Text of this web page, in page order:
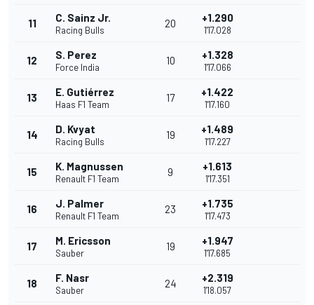
11 C. Sainz Jr.
Racing Bulls
20 +1.290
1'17.028
12 S. Perez
Force India
10 +1.328
1'17.066
13 E. Gutiérrez
Haas F1 Team
17 +1.422
1'17.160
14 D. Kvyat
Racing Bulls
19 +1.489
1'17.227
15 K. Magnussen
Renault F1 Team
9 +1.613
1'17.351
16 J. Palmer
Renault F1 Team
23 +1.735
1'17.473
17 M. Ericsson
Sauber
19 +1.947
1'17.685
18 F. Nasr
Sauber
24 +2.319
1'18.057